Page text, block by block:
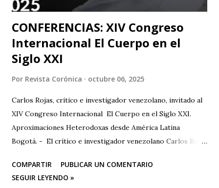
CONFERENCIAS: XIV Congreso
Internacional El Cuerpo en el
Siglo XXI
Por Revista Corónica octubre 06, 2025
Carlos Rojas, crítico e investigador venezolano, invitado al
XIV Congreso Internacional El Cuerpo en el Siglo XXI.
Aproximaciones Heterodoxas desde América Latina
Bogotá. - El crítico e investigador venezolano Carlos Rojas
Experimental de las Artes (UNEARTE), de Venezuela, en la
nueva edición del XIV Congreso Internacional El Cuerpo en
COMPARTIR
PUBLICAR UN COMENTARIO
SEGUIR LEYENDO »